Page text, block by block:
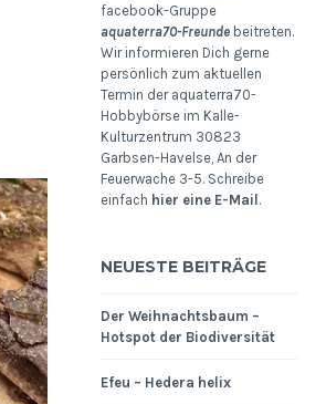
facebook-Gruppe
aquaterra70-Freundebeitreten.
Wir informieren Dich gerne
persönlich zum aktuellen
Termin der aquaterra70-
Hobbybörse im Kalle-
Kulturzentrum 30823
Garbsen-Havelse, An der
Feuerwache 3-5. Schreibe
einfach hier eine E-Mail .
NEUESTE BEITRÄGE
Der Weihnachtsbaum –
Hotspot der Biodiversität
Efeu – Hedera helix